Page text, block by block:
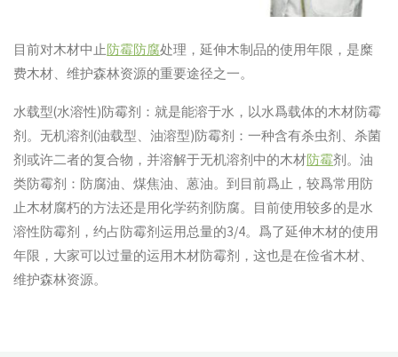
目前对木材中止防霉防腐处理，延伸木制品的使用年限，是糜
费木材、维护森林资源的重要途径之一。
水载型(水溶性)防霉剂：就是能溶于水，以水爲载体的木材防霉
剂。无机溶剂(油载型、油溶型)防霉剂：一种含有杀虫剂、杀菌
剂或许二者的复合物，并溶解于无机溶剂中的木材防霉剂。油
类防霉剂：防腐油、煤焦油、蒽油。到目前爲止，较爲常用防
止木材腐朽的方法还是用化学药剂防腐。目前使用较多的是水
溶性防霉剂，约占防霉剂运用总量的3/4。爲了延伸木材的使用
年限，大家可以过量的运用木材防霉剂，这也是在俭省木材、
维护森林资源。